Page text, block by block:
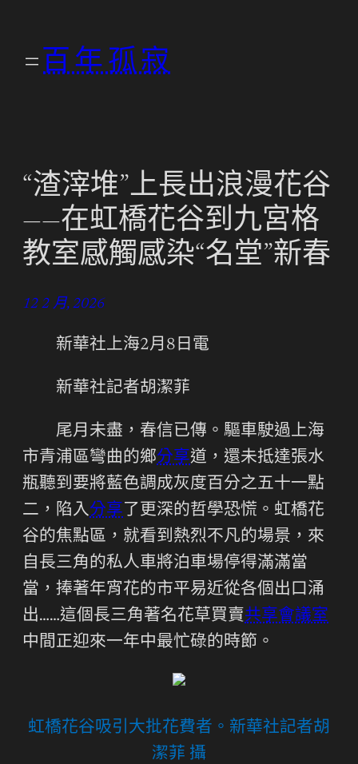
百年孤寂
“渣滓堆”上長出浪漫花谷
——在虹橋花谷到九宮格
教室感觸感染“名堂”新春
12 2 月, 2026
新華社上海2月8日電
新華社記者胡潔菲
尾月未盡，春信已傳。驅車駛過上海
市青浦區彎曲的鄉分享道，還未抵達張水
瓶聽到要將藍色調成灰度百分之五十一點
二，陷入分享 了更深的哲學恐慌。虹橋花
谷的焦點區，就看到熱烈不凡的場景，來
自長三角的私人車將泊車場停得滿滿當
當，捧著年宵花的市平易近從各個出口涌
出……這個長三角著名花草買賣共享會議室
中間正迎來一年中最忙碌的時節。
虹橋花谷吸引大批花費者。新華社記者胡
潔菲 攝